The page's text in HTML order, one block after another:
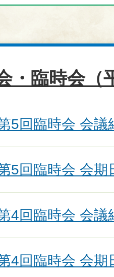
・臨時会（
5回臨時会 会議
5回臨時会 会期
4回臨時会 会議
4回臨時会 会期